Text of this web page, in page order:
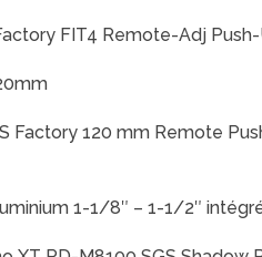
FIT4 Remote-Adj
Factory 120 mm Remote
1-1/8″ – 1-1/2″